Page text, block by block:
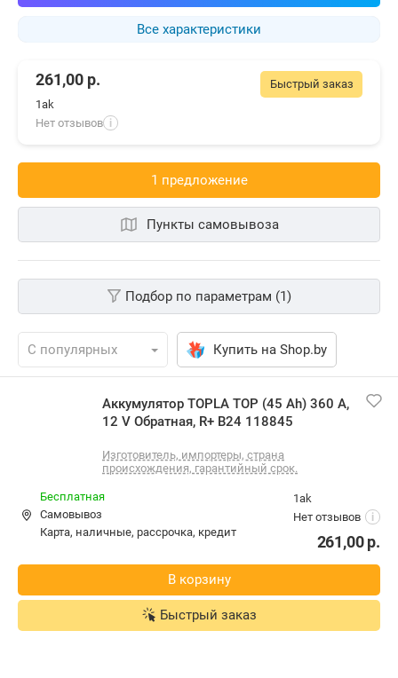
Все характеристики
Быстрый заказ
261,00 р.
1ak
Нет отзывов i
1 предложениe
Пункты самовывоза
Подбор по параметрам (1)
Купить на Shop.by
Аккумулятор TOPLA TOP (45 Ah) 360 A,
12 V Обратная, R+ B24 118845
Изготовитель, импортеры, cтрана
происхождения, гарантийный срок.
1ak
Нет отзывов
i
Бесплатная
Самовывоз
карта, наличные, рассрочка, кредит
261,00р.
В корзину
Быстрый заказ